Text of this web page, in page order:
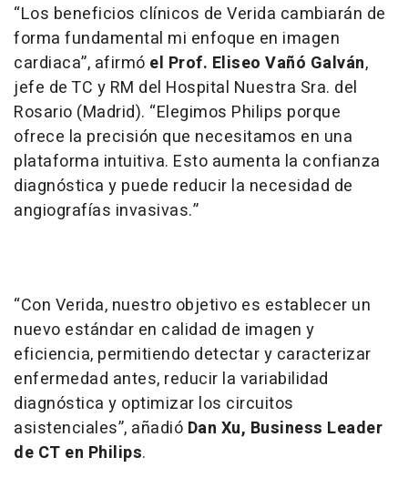
“Los beneficios clínicos de Verida cambiarán de
forma fundamental mi enfoque en imagen
cardiaca”, afirmó el Prof. Eliseo Vañó Galván,
jefe de TC y RM del Hospital Nuestra Sra. del
Rosario (Madrid). “Elegimos Philips porque
ofrece la precisión que necesitamos en una
plataforma intuitiva. Esto aumenta la confianza
diagnóstica y puede reducir la necesidad de
angiografías invasivas.”
“Con Verida, nuestro objetivo es establecer un
nuevo estándar en calidad de imagen y
eficiencia, permitiendo detectar y caracterizar
enfermedad antes, reducir la variabilidad
diagnóstica y optimizar los circuitos
asistenciales”, añadió Dan Xu, Business Leader
de CT en Philips.